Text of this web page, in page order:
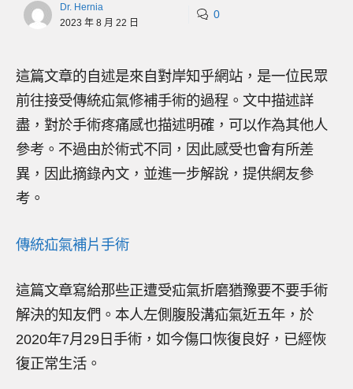
Dr. Hernia
2023 年 8 月 22 日
0
這篇文章的自述是來自對岸知乎網站，是一位民眾
前往接受傳統疝氣修補手術的過程。文中描述詳
盡，對於手術疼痛感也描述明確，可以作為其他人
參考。不過由於術式不同，因此感受也會有所差
異，因此摘錄內文，並進一步解說，提供網友參
考。
傳統疝氣補片手術
這篇文章寫給那些正遭受疝氣折磨猶豫要不要手術
解決的知友們。本人左側腹股溝疝氣近五年，於
2020年7月29日手術，如今傷口恢復良好，已經恢
復正常生活。